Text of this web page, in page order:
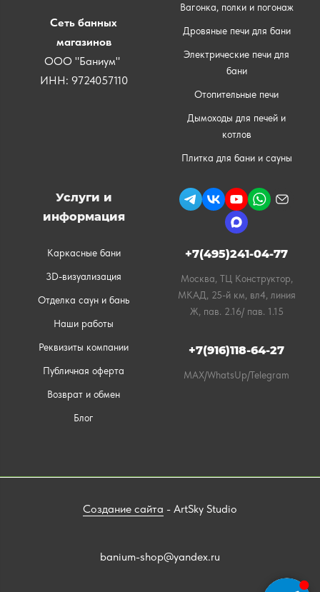
Сеть банных
магазинов
ООО "Баниум"
ИНН: 9724057110
Вагонка, полки и погонаж
Дровяные печи для бани
Электрические печи для
бани
Отопительные печи
Дымоходы для печей и
котлов
Плитка для бани и сауны
Услуги и
информация
Каркасные бани
3D-визуализация
Отделка саун и бань
Наши работы
Реквизиты компании
Публичная оферта
Возврат и обмен
Блог
+7(495)241-04-77
Москва, ТЦ Конструктор,
МКАД, 25-й км, вл4, линия
Ж, пав. 2.16/ пав. 1.15
+7(916)118-64-27
MAX/WhatsUp/Telegram
Создание сайта - ArtSky Studio
banium-shop@yandex.ru